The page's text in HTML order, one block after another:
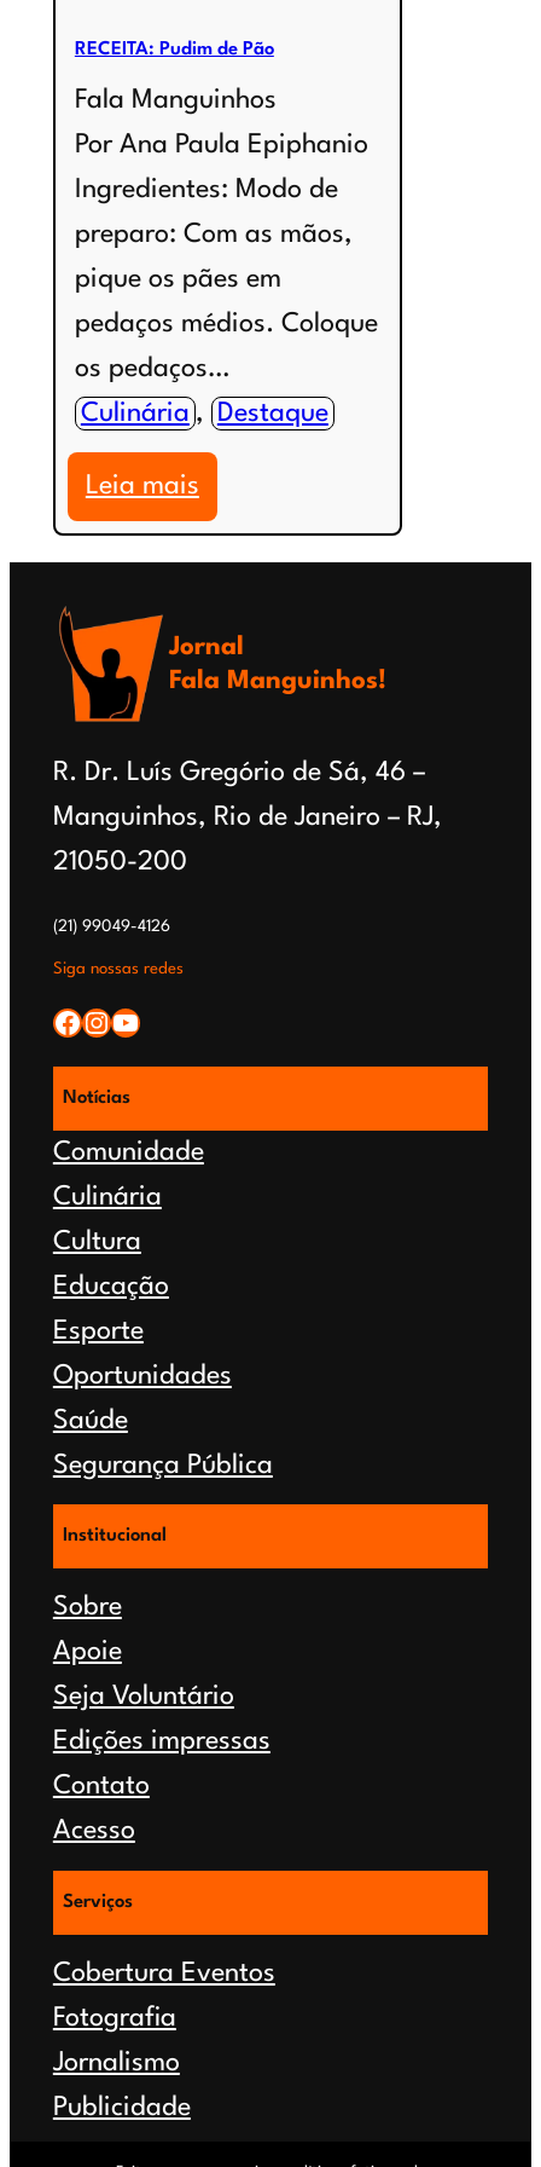
RECEITA: Pudim de Pão
Fala Manguinhos
Por Ana Paula Epiphanio
Ingredientes: Modo de
preparo: Com as mãos,
pique os pães em
pedaços médios. Coloque
os pedaços…
Culinária , Destaque
Leia mais:
RECEITA:
Pão
Jornal
Fala Manguinhos!
R. Dr. Luís Gregório de Sá, 46 –
Manguinhos, Rio de Janeiro – RJ,
21050-200
(21) 99049-4126
Siga nossas redes
Facebook Instagram YouTube
Notícias
Comunidade
Culinária
Cultura
Educação
Esporte
Oportunidades
Saúde
Segurança Pública
Institucional
Sobre
Apoie
Seja Voluntário
Edições impressas
Contato
Acesso
Serviços
Cobertura Eventos
Fotografia
Jornalismo
Publicidade